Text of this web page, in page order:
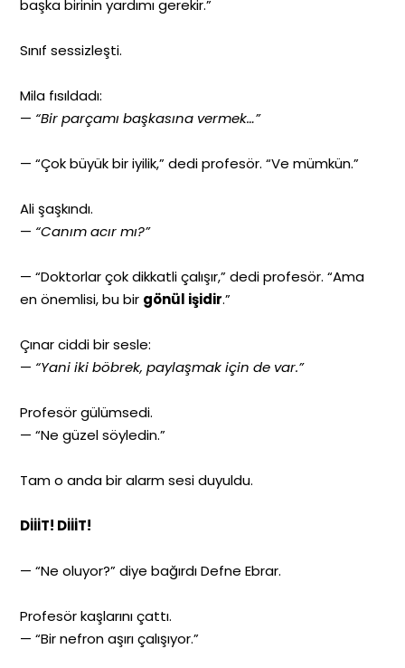
başka birinin yardımı gerekir.”
Sınıf sessizleşti.
Mila fısıldadı:
— “Bir parçamı başkasına vermek…”
— “Çok büyük bir iyilik,” dedi profesör. “Ve mümkün.”
Ali şaşkındı.
— “Canım acır mı?”
— “Doktorlar çok dikkatli çalışır,” dedi profesör. “Ama
en önemlisi, bu bir gönül işidir.”
Çınar ciddi bir sesle:
— “Yani iki böbrek, paylaşmak için de var.”
Profesör gülümsedi.
— “Ne güzel söyledin.”
Tam o anda bir alarm sesi duyuldu.
DİİİT! DİİİT!
— “Ne oluyor?” diye bağırdı Defne Ebrar.
Profesör kaşlarını çattı.
— “Bir nefron aşırı çalışıyor.”